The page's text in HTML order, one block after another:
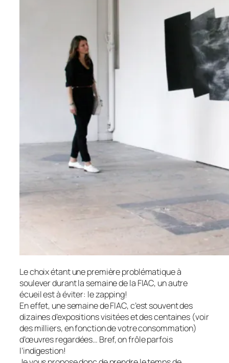
Le choix étant une première problématique à
soulever durant la semaine de la FIAC, un autre
écueil est à éviter: le zapping!
En effet, une semaine de FIAC, c’est souvent des
dizaines d’expositions visitées et des centaines (voir
des milliers, en fonction de votre consommation)
d’œuvres regardées… Bref, on frôle parfois
l’indigestion!